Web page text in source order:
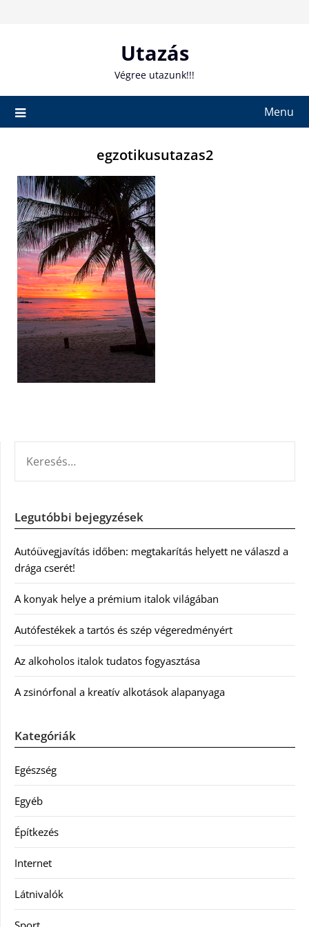
Utazás
Végree utazunk!!!
Menu
egzotikusutazas2
Legutóbbi bejegyzések
Autóüvegjavítás időben: megtakarítás helyett ne válaszd a
drága cserét!
A konyak helye a prémium italok világában
Autófestékek a tartós és szép végeredményért
Az alkoholos italok tudatos fogyasztása
A zsinórfonal a kreatív alkotások alapanyaga
Kategóriák
Egészség
Egyéb
Építkezés
Internet
Látnivalók